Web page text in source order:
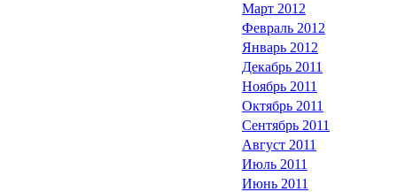
Март 2012
Февраль 2012
Январь 2012
Декабрь 2011
Ноябрь 2011
Октябрь 2011
Сентябрь 2011
Август 2011
Июль 2011
Июнь 2011